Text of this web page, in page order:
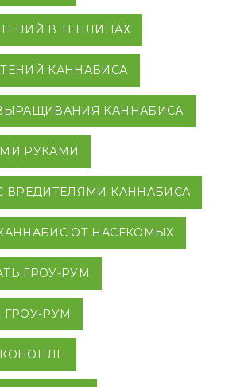
В ТЕПЛИЦАХ
КАННАБИСА
КАННАБИСА
РУКАМИ
ВРЕДИТЕЛЯМИ КАННАБИСА
ОТ НАСЕКОМЫХ
ГРОУ-РУМ
ГРОУ-РУМ